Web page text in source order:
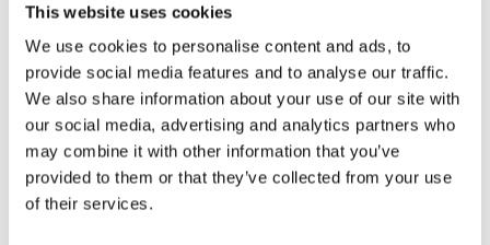
This website uses cookies
We use cookies to personalise content and ads, to
provide social media features and to analyse our traffic.
We also share information about your use of our site with
our social media, advertising and analytics partners who
may combine it with other information that you’ve
provided to them or that they’ve collected from your use
of their services.
Lunghezza del cavo 1.5 m
Intervallo di misura,
temp
0…30 °C
Elemento sensibile NTC15